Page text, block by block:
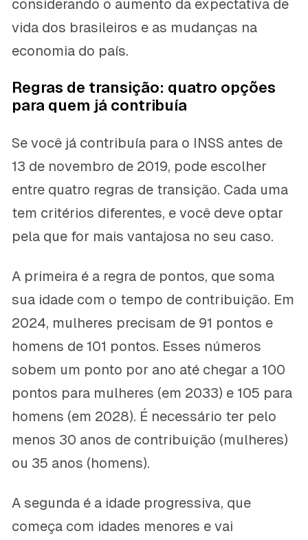
considerando o aumento da expectativa de
vida dos brasileiros e as mudanças na
economia do país.
Regras de transição: quatro opções
para quem já contribuía
Se você já contribuía para o INSS antes de
13 de novembro de 2019, pode escolher
entre quatro regras de transição. Cada uma
tem critérios diferentes, e você deve optar
pela que for mais vantajosa no seu caso.
A primeira é a regra de pontos, que soma
sua idade com o tempo de contribuição. Em
2024, mulheres precisam de 91 pontos e
homens de 101 pontos. Esses números
sobem um ponto por ano até chegar a 100
pontos para mulheres (em 2033) e 105 para
homens (em 2028). É necessário ter pelo
menos 30 anos de contribuição (mulheres)
ou 35 anos (homens).
A segunda é a idade progressiva, que
começa com idades menores e vai